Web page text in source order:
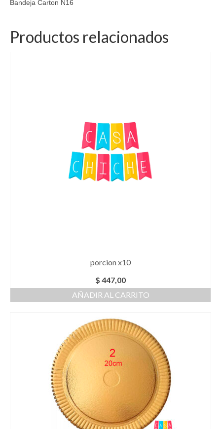
Bandeja Carton N16
Productos relacionados
porcion x10
$ 447,00
AÑADIR AL CARRITO